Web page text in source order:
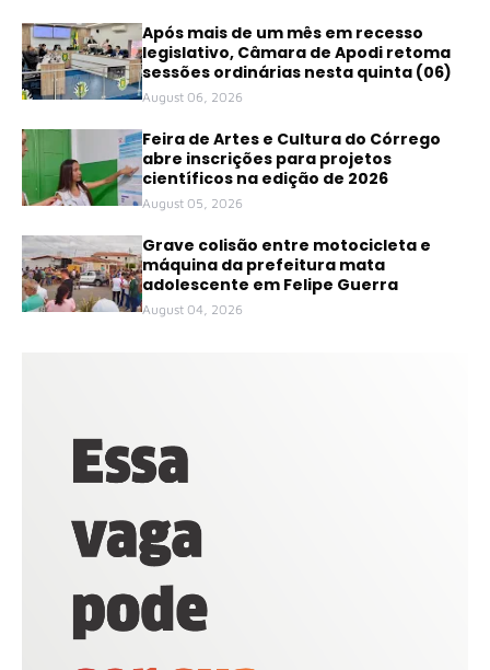
Após mais de um mês em recesso
legislativo, Câmara de Apodi retoma
sessões ordinárias nesta quinta (06)
August 06, 2026
Feira de Artes e Cultura do Córrego
abre inscrições para projetos
científicos na edição de 2026
August 05, 2026
Grave colisão entre motocicleta e
máquina da prefeitura mata
adolescente em Felipe Guerra
August 04, 2026